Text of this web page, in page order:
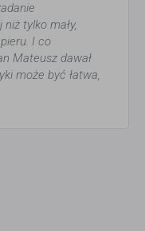
tylko mały,
I co
Mateusz dawał
może być łatwa,